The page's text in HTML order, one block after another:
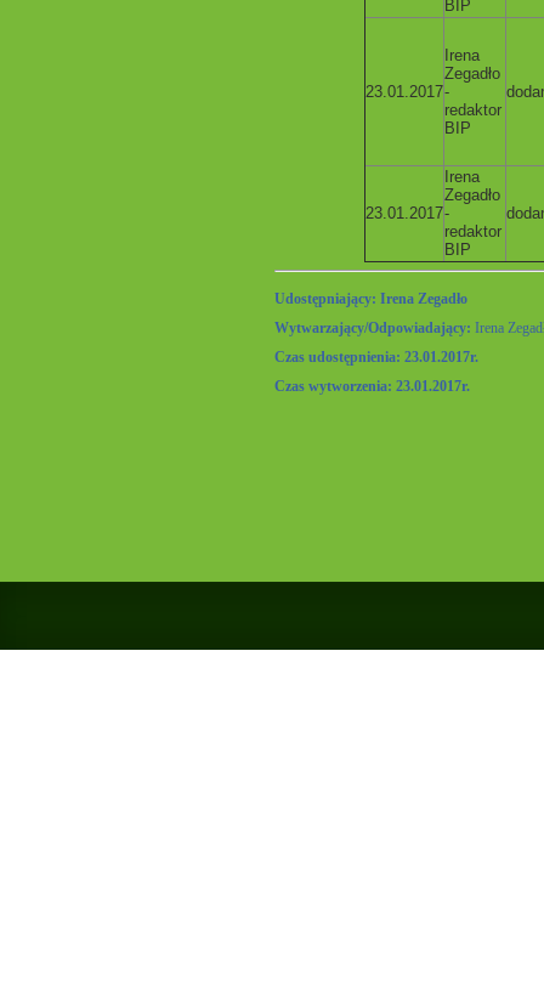
BIP
23.01.2017
Irena
Zegadło
-
redaktor
BIP
23.01.2017
Irena
Zegadło
-
redaktor
BIP
Udostępniający: Irena Zegadło
Wytwarzający/Odpowiadający: Irena
Czas udostępnienia: 23.01.2017r.
Czas wytworzenia: 23.01.2017r.